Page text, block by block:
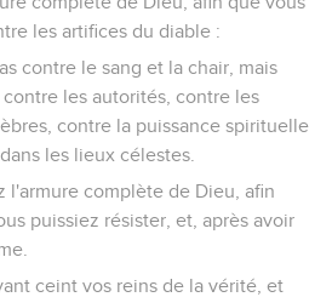
les artifices du diable :
contre le sang et la chair, mais
les autorités, contre les
contre la puissance spirituelle
les lieux célestes.
l'armure complète de Dieu, afin
puissiez résister, et, après avoir
ceint vos reins de la vérité, et